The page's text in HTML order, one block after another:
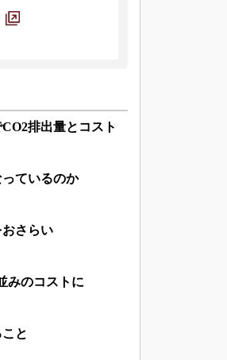
排出量とコスト
ているのか
さらい
みのコストに
と